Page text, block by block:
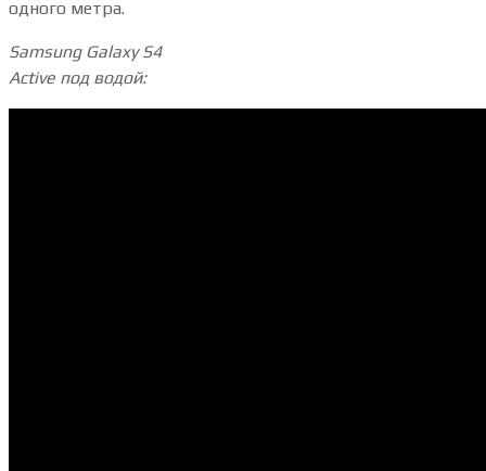
одного метра.
Samsung Galaxy S4
Active под водой: